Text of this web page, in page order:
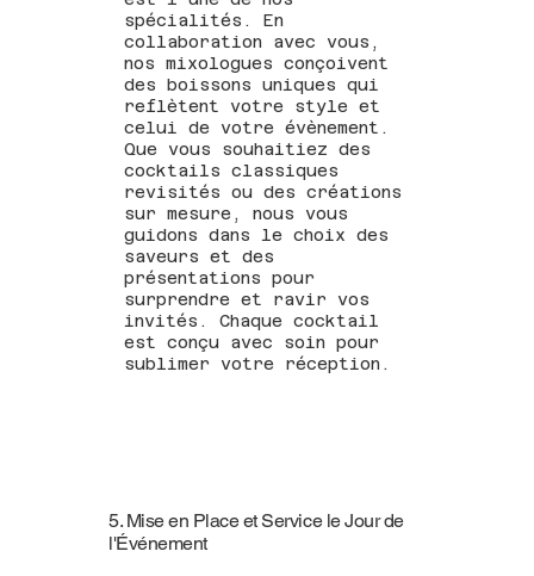
spécialités. En
collaboration avec vous,
nos mixologues conçoivent
des boissons uniques qui
reflètent votre style et
celui de votre évènement.
Que vous souhaitiez des
cocktails classiques
revisités ou des créations
sur mesure, nous vous
guidons dans le choix des
saveurs et des
présentations pour
surprendre et ravir vos
invités. Chaque cocktail
est conçu avec soin pour
sublimer votre réception.
5. Mise en Place et Service le Jour de
l'Événement